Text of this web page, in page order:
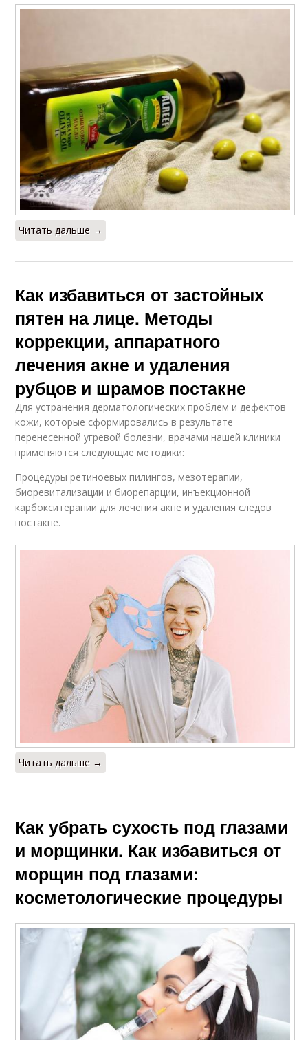
Читать дальше →
Как избавиться от застойных
пятен на лице. Методы
коррекции, аппаратного
лечения акне и удаления
рубцов и шрамов постакне
Для устранения дерматологических проблем и дефектов
кожи, которые сформировались в результате
перенесенной угревой болезни, врачами нашей клиники
применяются следующие методики:
Процедуры ретиноевых пилингов, мезотерапии,
биоревитализации и биорепарции, инъекционной
карбокситерапии для лечения акне и удаления следов
постакне.
Читать дальше →
Как убрать сухость под глазами
и морщинки. Как избавиться от
морщин под глазами:
косметологические процедуры